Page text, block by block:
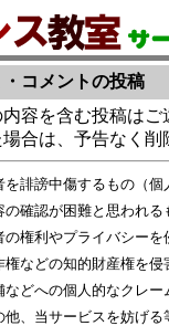
・コメントの投稿
内容を含む投稿は
場合は、予告なく削
を誹謗中傷するもの（
の確認が困難と思われ
の権利やプライバシーを
権などの知的財産権を侵
などへの個人的なクレ
他、当サービスを妨げ